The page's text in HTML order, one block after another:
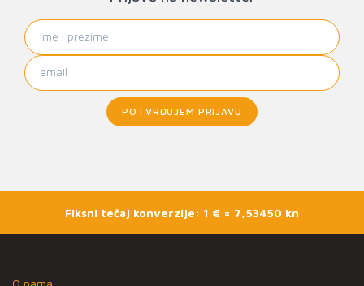
POTVRĐUJEM PRIJAVU
Fiksni tečaj konverzije: 1 € = 7,53450 kn
O nama